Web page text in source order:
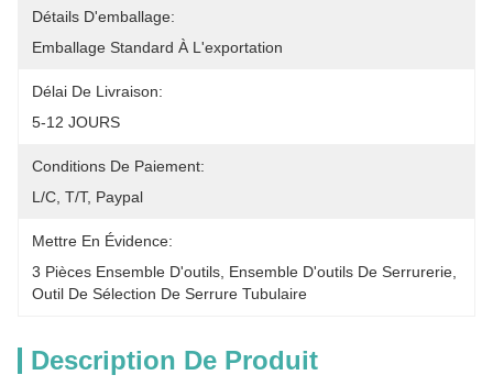
Détails D'emballage:
Emballage Standard À L'exportation
Délai De Livraison:
5-12 JOURS
Conditions De Paiement:
L/C, T/T, Paypal
Mettre En Évidence:
3 Pièces Ensemble D'outils Ensemble D'outils De Serrurerie
Outil De Sélection De Serrure Tubulaire
Description De Produit